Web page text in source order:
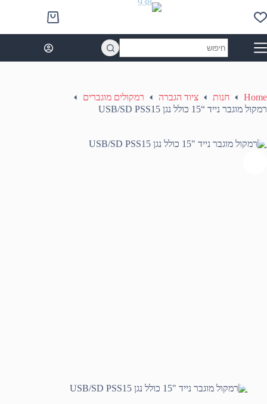
to
content
Shopping
cart
results
Home חנות ציוד הגברה
רמקולים מוגברים
רמקול מוגבר נייד “15 כולל נגן USB/SD PSS15